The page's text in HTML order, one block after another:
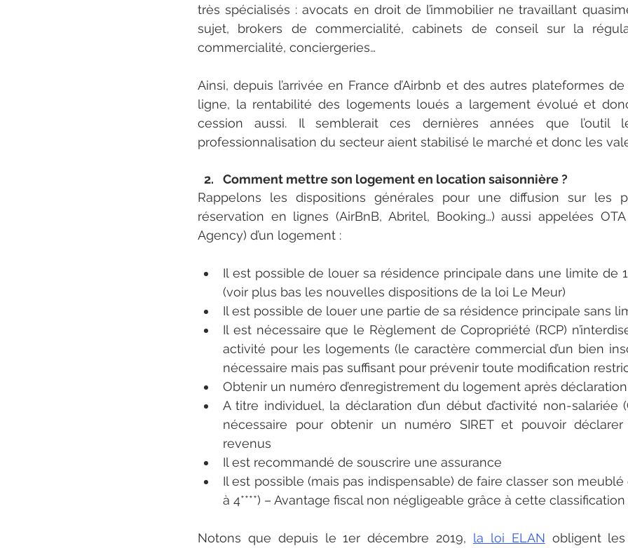
très spécialisés : avocats en droit de l’immobilier ne travaillant
sujet, brokers de commercialité, cabinets de conseil sur la
commercialité, conciergeries…
Ainsi, depuis l’arrivée en France d’Airbnb et des autres plateformes
ligne, la rentabilité des logements loués a largement évolué et
cession aussi. Il semblerait ces dernières années que l’outil
professionnalisation du secteur aient stabilisé le marché et donc les
Comment mettre son logement en location saisonnière ?
Rappelons les dispositions générales pour une diffusion sur les
réservation en lignes (AirBnB, Abritel, Booking…) aussi appelées
Agency) d’un logement :
Il est possible de louer sa résidence principale dans une limite de
(voir plus bas les nouvelles dispositions de la loi Le Meur)
Il est possible de louer une partie de sa résidence principale sans
Il est nécessaire que le Règlement de Copropriété (RCP)
activité pour les logements (le caractère commercial d’un bien
nécessaire mais pas suffisant pour prévenir toute modification
Obtenir un numéro d’enregistrement du logement après déclaration
A titre individuel, la déclaration d’un début d’activité non-salariée
nécessaire pour obtenir un numéro SIRET et pouvoir
revenus
Il est recommandé de souscrire une assurance
Il est possible (mais pas indispensable) de faire classer son meublé
à 4****) – Avantage fiscal non négligeable grâce à cette
Notons que depuis le 1er décembre 2019, la loi ELAN obligent